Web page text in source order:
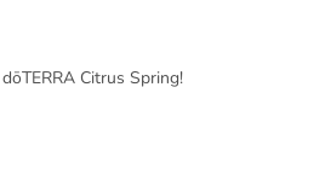
Citrus Spring!